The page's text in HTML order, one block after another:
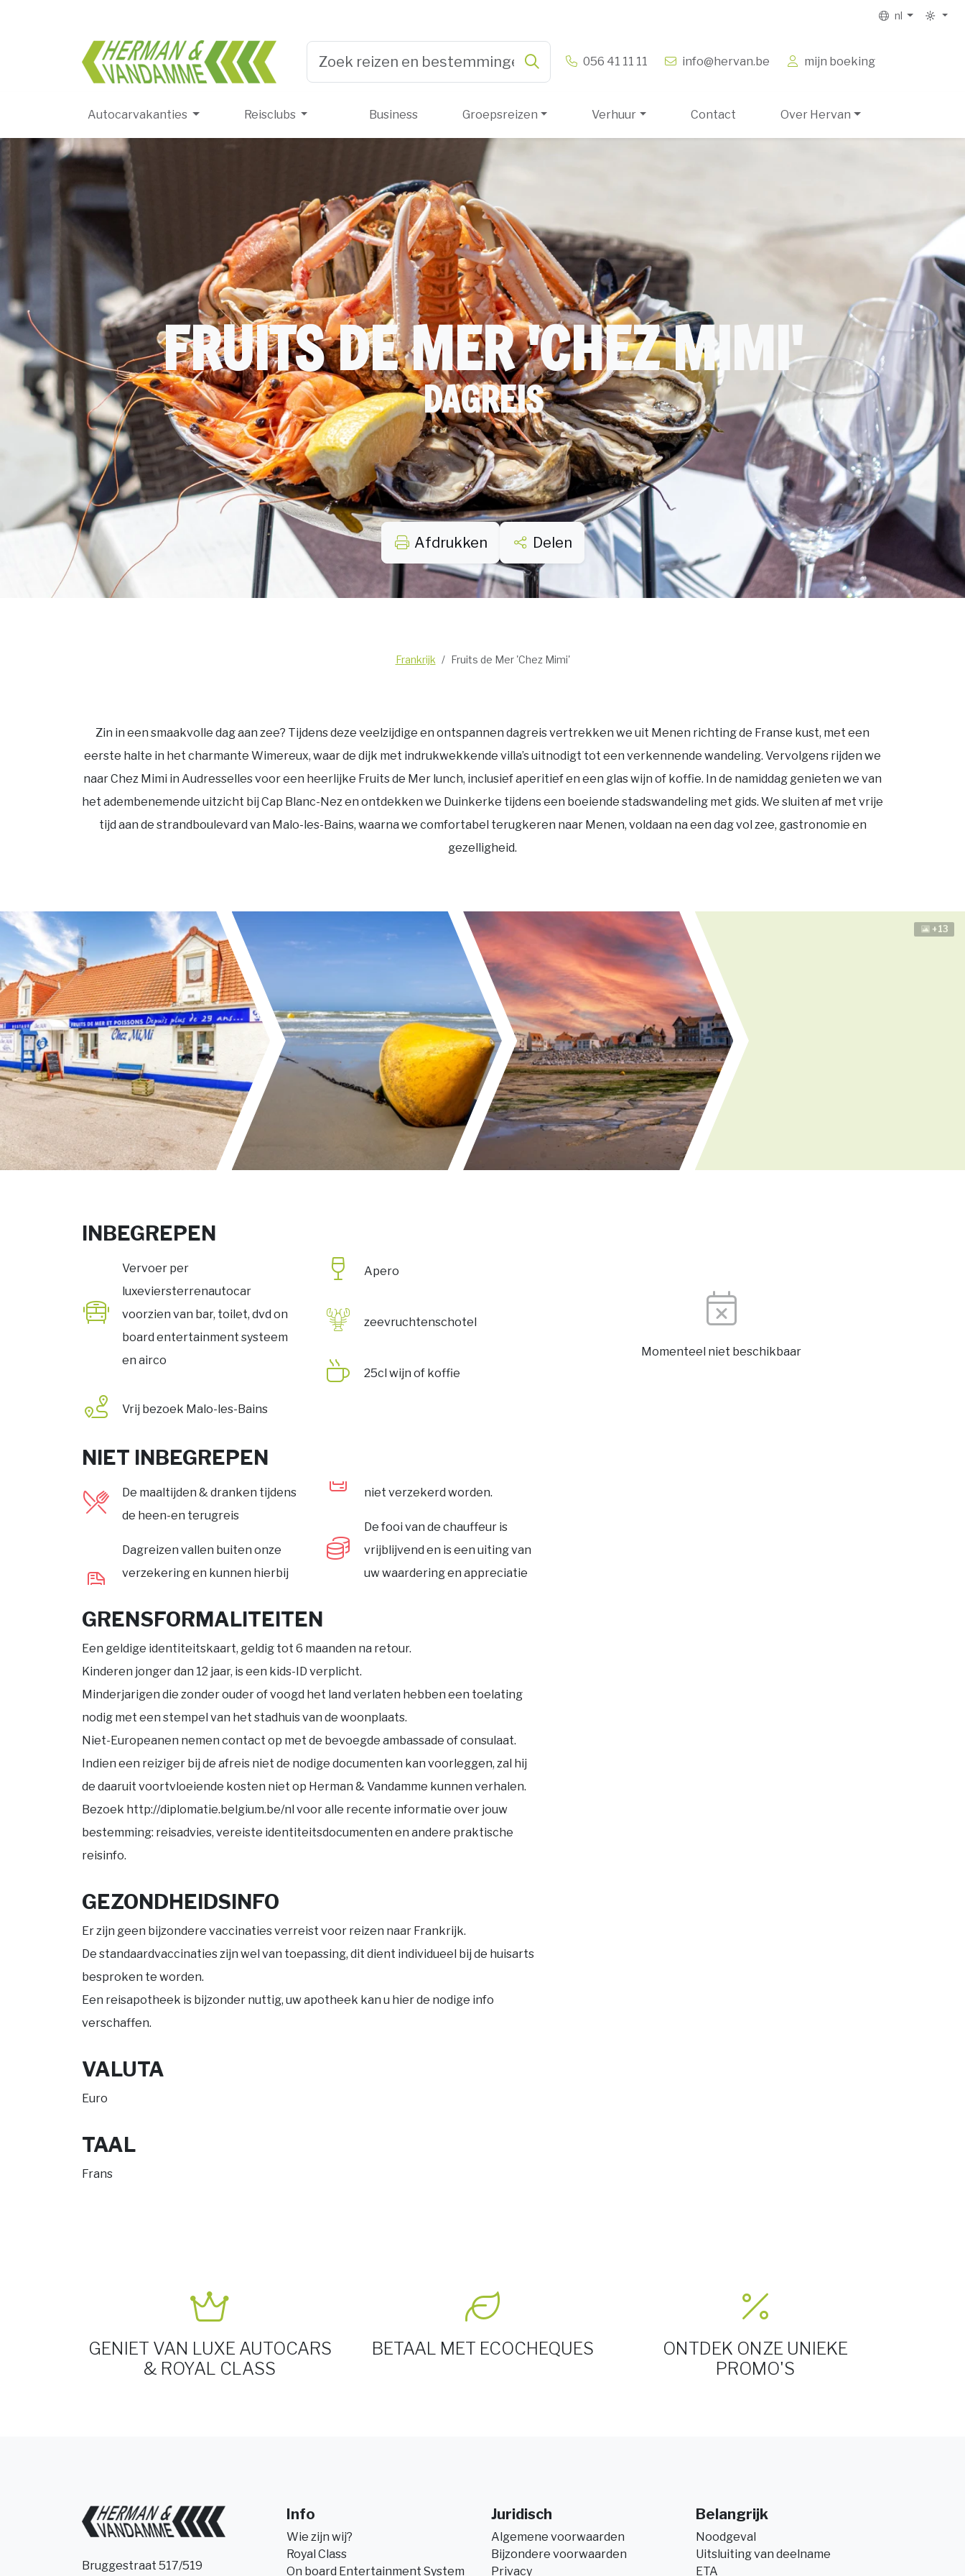
nl
Herman & Vandamme 056 41 11 11 info@hervan.be mijn boeking
Autocarvakanties Reisclubs Business Groepsreizen Verhuur Contact Over Hervan
FRUITS DE MER 'CHEZ MIMI'
DAGREIS
Afdrukken Delen
Frankrijk Fruits de Mer 'Chez Mimi'
Zin in een smaakvolle dag aan zee? Tijdens deze veelzijdige en ontspannen dagreis vertrekken we uit Menen richting de Franse kust, met een
eerste halte in het charmante Wimereux, waar de dijk met indrukwekkende villa’s uitnodigt tot een verkennende wandeling. Vervolgens rijden we
naar Chez Mimi in Audressellesvoor een heerlijke Fruits de Mer lunch, inclusief aperitief en een glas wijn of koffie. In de namiddag genieten we van
het adembenemende uitzicht bij Cap Blanc-Nezen ontdekken we Duinkerke tijdens een boeiende stadswandeling met gids. We sluiten af met vrije
tijd aan de strandboulevard van Malo-les-Bains, waarna we comfortabel terugkeren naar Menen, voldaan na een dag vol zee, gastronomie en
gezelligheid.
+13
INBEGREPEN
Vervoer per
luxeviersterrenautocar
voorzien van bar, toilet, dvd on
board entertainment systeem
en airco
Vrij bezoek Malo-les-Bains
Apero
zeevruchtenschotel
25cl wijn of koffie
NIET INBEGREPEN
De maaltijden & dranken tijdens
de heen-en terugreis
Dagreizen vallen buiten onze
verzekering en kunnen hierbij
niet verzekerd worden.
De fooi van de chauffeur is
vrijblijvend en is een uiting van
uw waardering en appreciatie
GRENSFORMALITEITEN
Een geldige identiteitskaart, geldig tot 6 maanden na retour.
Kinderen jonger dan 12 jaar, is een kids-ID verplicht.
Minderjarigen die zonder ouder of voogd het land verlaten hebben een toelating
nodig met een stempel van het stadhuis van de woonplaats.
Niet-Europeanen nemen contact op met de bevoegde ambassade of consulaat.
Indien een reiziger bij de afreis niet de nodige documenten kan voorleggen, zal hij
de daaruit voortvloeiende kosten niet op Herman & Vandamme kunnen verhalen.
Bezoek http://diplomatie.belgium.be/nl voor alle recente informatie over jouw
bestemming: reisadvies, vereiste identiteitsdocumenten en andere praktische
reisinfo.
GEZONDHEIDSINFO
Er zijn geen bijzondere vaccinaties verreist voor reizen naar Frankrijk.
De standaardvaccinaties zijn wel van toepassing, dit dient individueel bij de huisarts
besproken te worden.
Een reisapotheek is bijzonder nuttig, uw apotheek kan u hier de nodige info
verschaffen.
VALUTA
Euro
TAAL
Frans
Momenteel niet beschikbaar
GENIET VAN LUXE AUTOCARS
& ROYAL CLASS
BETAAL MET ECOCHEQUES
ONTDEK ONZE UNIEKE
PROMO'S
Bruggestraat 517/519
Info
Wie zijn wij?
Royal Class
On board Entertainment System
Juridisch
Algemene voorwaarden
Bijzondere voorwaarden
Privacy
Belangrijk
Noodgeval
Uitsluiting van deelname
ETA